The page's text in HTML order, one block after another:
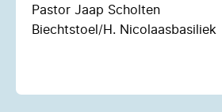
Pastor Jaap Scholten
Biechtstoel/H. Nicolaasbasiliek